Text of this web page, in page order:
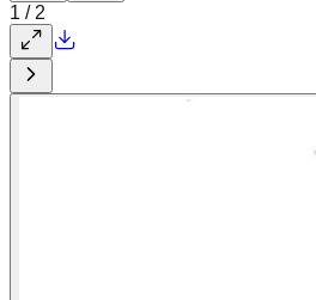
1 / 2